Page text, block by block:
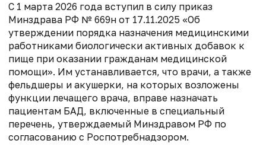
С 1 марта 2026 года вступил в силу приказ
Минздрава РФ № 669н от 17.11.2025 «Об
утверждении порядка назначения медицинскими
работниками биологически активных добавок к
пище при оказании гражданам медицинской
помощи». Им устанавливается, что врачи, а также
фельдшеры и акушерки, на которых возложены
функции лечащего врача, вправе назначать
пациентам БАД, включенные в специальный
перечень, утверждаемый Минздравом РФ по
согласованию с Роспотребнадзором.